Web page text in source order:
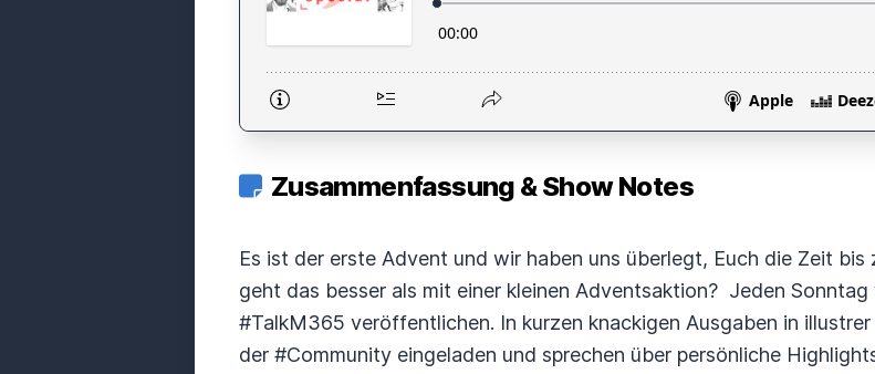
Zusammenfassung & Show Notes
Es ist der erste Advent und wir haben uns überlegt, Euch die Zeit
geht das besser als mit einer kleinen Adventsaktion? Jeden Sonntag
#TalkM365 veröffentlichen. In kurzen knackigen Ausgaben in
der #Community eingeladen und sprechen über persönliche